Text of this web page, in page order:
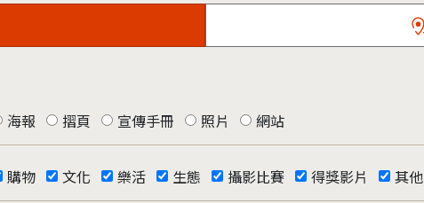
海報 摺頁 宣傳手冊 照片 網站
購物 文化 樂活 生態 攝影比賽 得獎影片 其他